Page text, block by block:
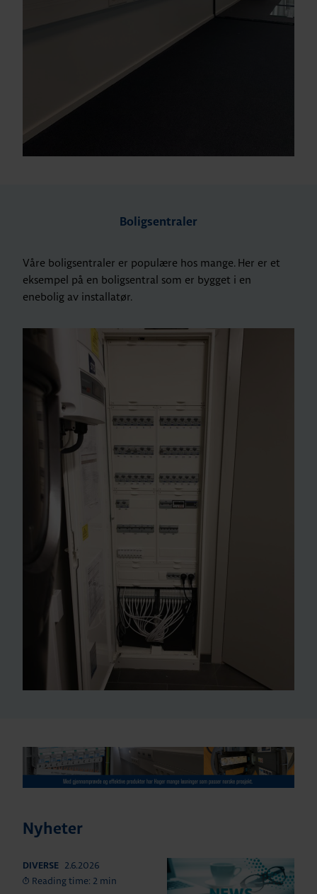
Boligsentraler
Våre boligsentraler er populære hos mange. Her er et
eksempel på en boligsentral som er bygget i en
enebolig av installatør.
Nyheter
DIVERSE
2.6.2026
Reading time: 2 min